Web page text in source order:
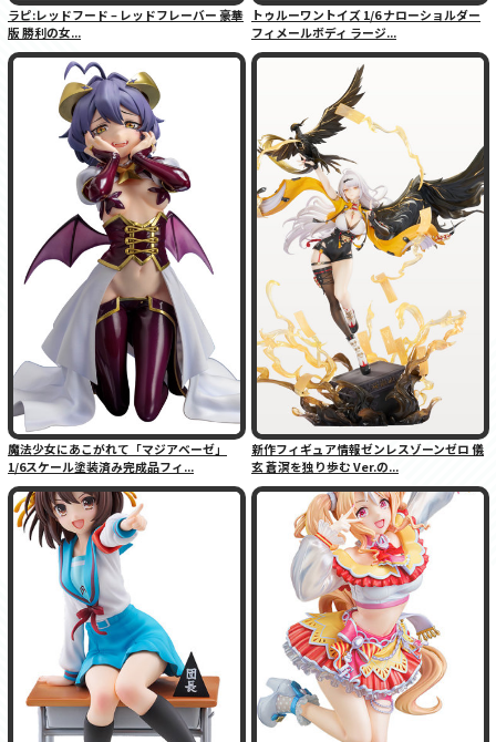
ラピ:レッドフード – レッドフレーバー 豪華
版 勝利の女...
トゥルーワントイズ 1/6 ナローショルダー
フィメールボディ ラージ...
魔法少女にあこがれて「マジアベーゼ」
1/6スケール塗装済み完成品フィ...
新作フィギュア情報ゼンレスゾーンゼロ 儀
玄 蒼溟を独り歩む Ver.の...